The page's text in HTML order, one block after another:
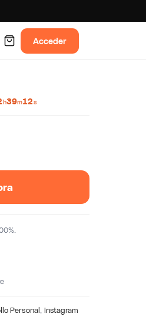
Acceder
h39m11s
Personal Instagram